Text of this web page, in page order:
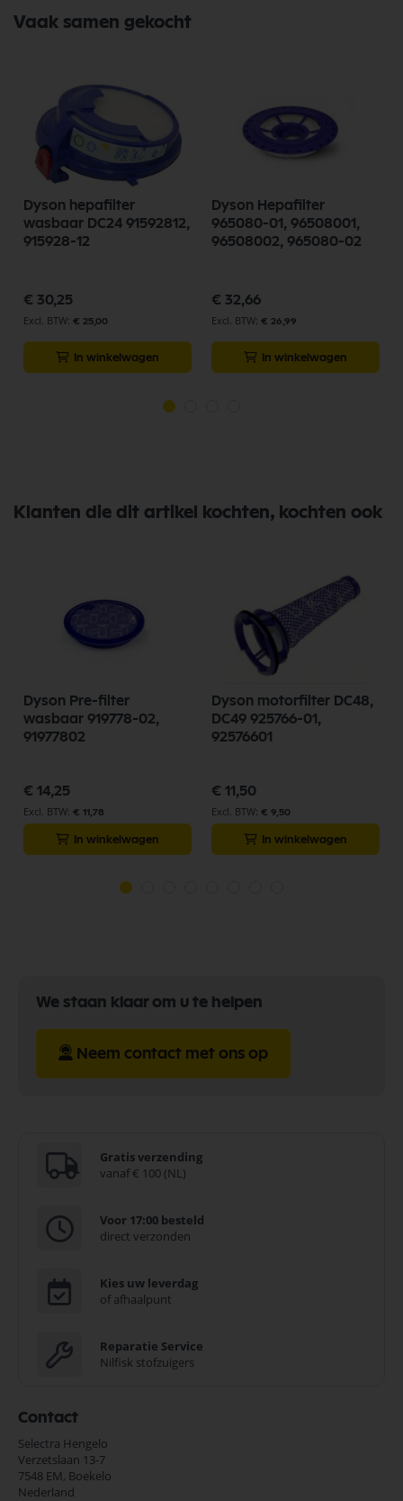
Vaak samen gekocht
Dyson hepafilter
wasbaar DC24 91592812,
915928-12
€ 30,25
€ 25,00
In winkelwagen
Dyson Hepafilter
965080-01, 96508001,
96508002, 965080-02
€ 32,66
€ 26,99
In winkelwagen
Klanten die dit artikel kochten, kochten ook
Dyson Pre-filter
wasbaar 919778-02,
91977802
€ 14,25
€ 11,78
In winkelwagen
Dyson motorfilter DC48,
DC49 925766-01,
92576601
€ 11,50
€ 9,50
In winkelwagen
We staan klaar om u te helpen
Neem contact met ons op
Gratis verzending
vanaf € 100 (NL)
Voor 17:00 besteld
direct verzonden
Kies uw leverdag
of afhaalpunt
Reparatie Service
Nilfisk stofzuigers
Contact
Selectra Hengelo
Verzetslaan 13-7
7548 EM, Boekelo
Nederland